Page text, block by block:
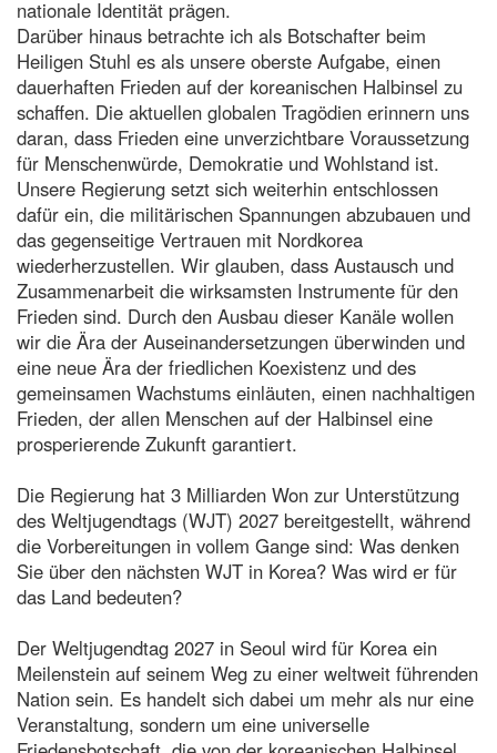
nationale Identität prägen.
Darüber hinaus betrachte ich als Botschafter beim
Heiligen Stuhl es als unsere oberste Aufgabe, einen
dauerhaften Frieden auf der koreanischen Halbinsel zu
schaffen. Die aktuellen globalen Tragödien erinnern uns
daran, dass Frieden eine unverzichtbare Voraussetzung
für Menschenwürde, Demokratie und Wohlstand ist.
Unsere Regierung setzt sich weiterhin entschlossen
dafür ein, die militärischen Spannungen abzubauen und
das gegenseitige Vertrauen mit Nordkorea
wiederherzustellen. Wir glauben, dass Austausch und
Zusammenarbeit die wirksamsten Instrumente für den
Frieden sind. Durch den Ausbau dieser Kanäle wollen
wir die Ära der Auseinandersetzungen überwinden und
eine neue Ära der friedlichen Koexistenz und des
gemeinsamen Wachstums einläuten, einen nachhaltigen
Frieden, der allen Menschen auf der Halbinsel eine
prosperierende Zukunft garantiert.
Die Regierung hat 3 Milliarden Won zur Unterstützung
des Weltjugendtags (WJT) 2027 bereitgestellt, während
die Vorbereitungen in vollem Gange sind: Was denken
Sie über den nächsten WJT in Korea? Was wird er für
das Land bedeuten?
Der Weltjugendtag 2027 in Seoul wird für Korea ein
Meilenstein auf seinem Weg zu einer weltweit führenden
Nation sein. Es handelt sich dabei um mehr als nur eine
Veranstaltung, sondern um eine universelle